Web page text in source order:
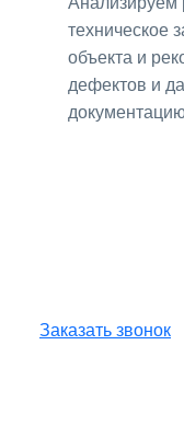
техническое
объекта и
дефектов и
Заказать звонок